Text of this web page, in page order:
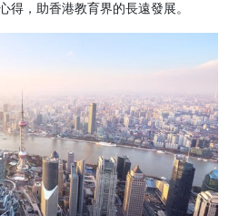
得，助香港教育界的長遠發展。